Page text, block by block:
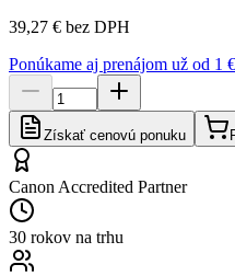
39,27 € bez DPH
Ponúkame aj prenájom už od 1
Získať cenovú ponuku
Canon Accredited Partner
30 rokov na trhu